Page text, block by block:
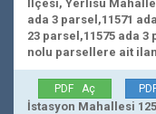
İlçesi, Yerlisu
ada 3 parsel,11571
23 parsel,11575 ada 3
nolu parsellere ait ilan
PDF Aç
İstasyon Mahallesi